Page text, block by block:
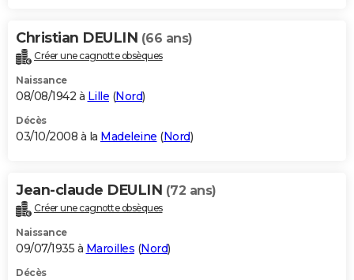
Christian DEULIN (66 ans)
Créer une cagnotte obsèques
Naissance
08/08/1942 à Lille (Nord)
Décès
03/10/2008 à la Madeleine (Nord)
Jean-claude DEULIN (72 ans)
Créer une cagnotte obsèques
Naissance
09/07/1935 à Maroilles (Nord)
Décès